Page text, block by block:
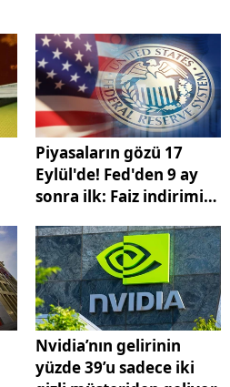
Piyasaların gözü 17
Eylül'de! Fed'den 9 ay
sonra ilk: Faiz indirimi
Nvidia’nın gelirinin
yüzde 39’u sadece iki